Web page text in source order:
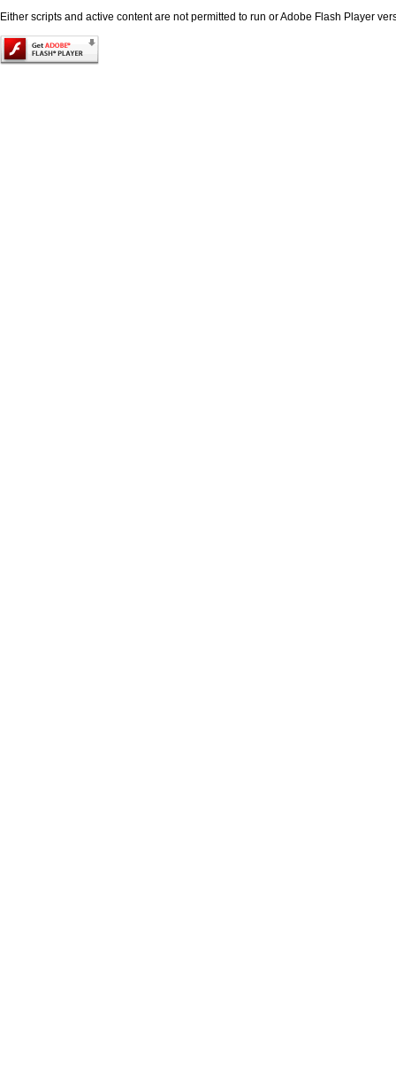
Either scripts and active content are not permitted to run or Adobe Flash Player